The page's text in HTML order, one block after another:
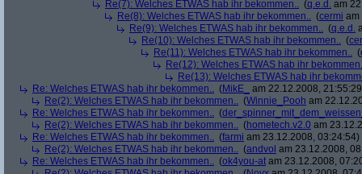
Re(7): Welches ETWAS hab ihr bekommen.. (q.e.d. am
Re(8): Welches ETWAS hab ihr bekommen.. (cermi am
Re(9): Welches ETWAS hab ihr bekommen.. (q.e.d.
Re(10): Welches ETWAS hab ihr bekommen.. (
Re(11): Welches ETWAS hab ihr bekommen.. (
Re(12): Welches ETWAS hab ihr
Re(13): Welches ETWAS hab ihr
Re: Welches ETWAS hab ihr bekommen.. (MikE_
am 22.12.2008,
Re(2): Welches ETWAS hab ihr bekommen.. (Winnie_Pooh am
Re: Welches ETWAS hab ihr bekommen.. (
Re(2): Welches ETWAS hab ihr bekommen.. (hometech.v2.0 am
Re: Welches ETWAS hab ihr bekommen.. (farmi am 23.12.2008, 03:24:54)
Re(2): Welches ETWAS hab ihr bekommen.. (andvol am 23.12.2008,
Re: Welches ETWAS hab ihr bekommen.. (ok4you-at am 23.12.2008,